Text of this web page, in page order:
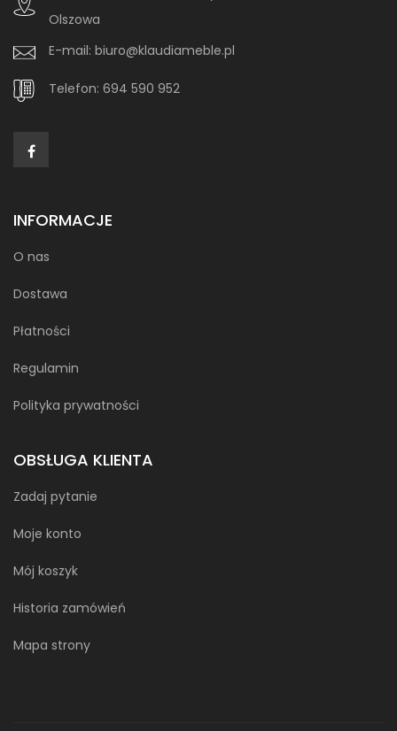
Olszowa
E-mail: biuro@klaudiameble.pl
Telefon: 694 590 952
INFORMACJE
O nas
Dostawa
Płatności
Regulamin
Polityka prywatności
OBSŁUGA KLIENTA
Zadaj pytanie
Moje konto
Mój koszyk
Historia zamówień
Mapa strony